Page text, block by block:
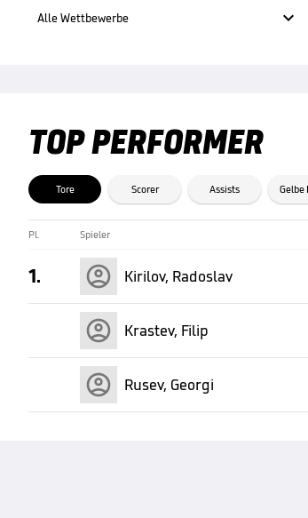
Alle Wettbewerbe 
TOP PERFORMER
Tore Scorer Assists Gelbe
Pl. Spieler
1. Kirilov, Radoslav
Krastev, Filip
Rusev, Georgi